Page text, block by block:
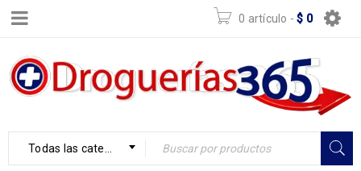
0 artículo - $ 0
Todas las categorías